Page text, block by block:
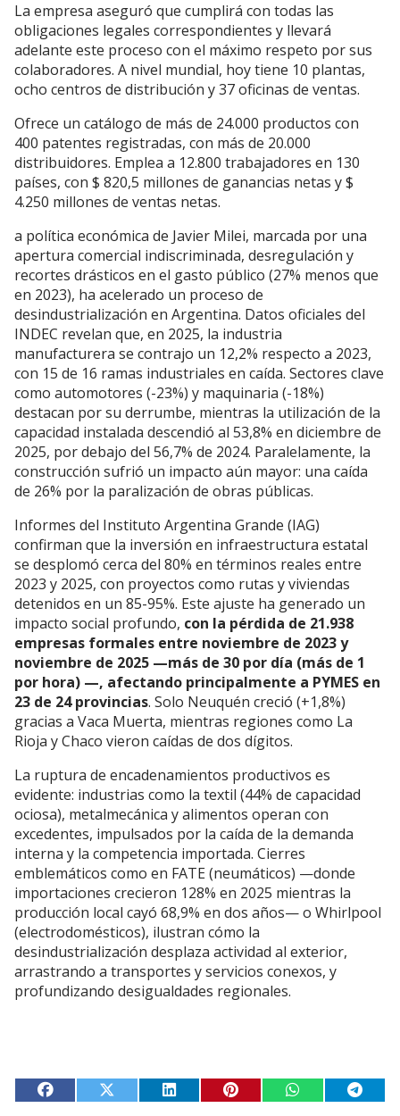
La empresa aseguró que cumplirá con todas las
obligaciones legales correspondientes y llevará
adelante este proceso con el máximo respeto por sus
colaboradores. A nivel mundial, hoy tiene 10 plantas,
ocho centros de distribución y 37 oficinas de ventas.
Ofrece un catálogo de más de 24.000 productos con
400 patentes registradas, con más de 20.000
distribuidores. Emplea a 12.800 trabajadores en 130
países, con $ 820,5 millones de ganancias netas y $
4.250 millones de ventas netas.
a política económica de Javier Milei, marcada por una
apertura comercial indiscriminada, desregulación y
recortes drásticos en el gasto público (27% menos que
en 2023), ha acelerado un proceso de
desindustrialización en Argentina. Datos oficiales del
INDEC revelan que, en 2025, la industria
manufacturera se contrajo un 12,2% respecto a 2023,
con 15 de 16 ramas industriales en caída. Sectores clave
como automotores (-23%) y maquinaria (-18%)
destacan por su derrumbe, mientras la utilización de la
capacidad instalada descendió al 53,8% en diciembre de
2025, por debajo del 56,7% de 2024. Paralelamente, la
construcción sufrió un impacto aún mayor: una caída
de 26% por la paralización de obras públicas.
Informes del Instituto Argentina Grande (IAG)
confirman que la inversión en infraestructura estatal
se desplomó cerca del 80% en términos reales entre
2023 y 2025, con proyectos como rutas y viviendas
detenidos en un 85-95%. Este ajuste ha generado un
impacto social profundo, con la pérdida de 21.938
empresas formales entre noviembre de 2023 y
noviembre de 2025 —más de 30 por día (más de 1
por hora) —, afectando principalmente a PYMES en
23 de 24 provincias. Solo Neuquén creció (+1,8%)
gracias a Vaca Muerta, mientras regiones como La
Rioja y Chaco vieron caídas de dos dígitos.
La ruptura de encadenamientos productivos es
evidente: industrias como la textil (44% de capacidad
ociosa), metalmecánica y alimentos operan con
excedentes, impulsados por la caída de la demanda
interna y la competencia importada. Cierres
emblemáticos como en FATE (neumáticos) —donde
importaciones crecieron 128% en 2025 mientras la
producción local cayó 68,9% en dos años— o Whirlpool
(electrodomésticos), ilustran cómo la
desindustrialización desplaza actividad al exterior,
arrastrando a transportes y servicios conexos, y
profundizando desigualdades regionales.